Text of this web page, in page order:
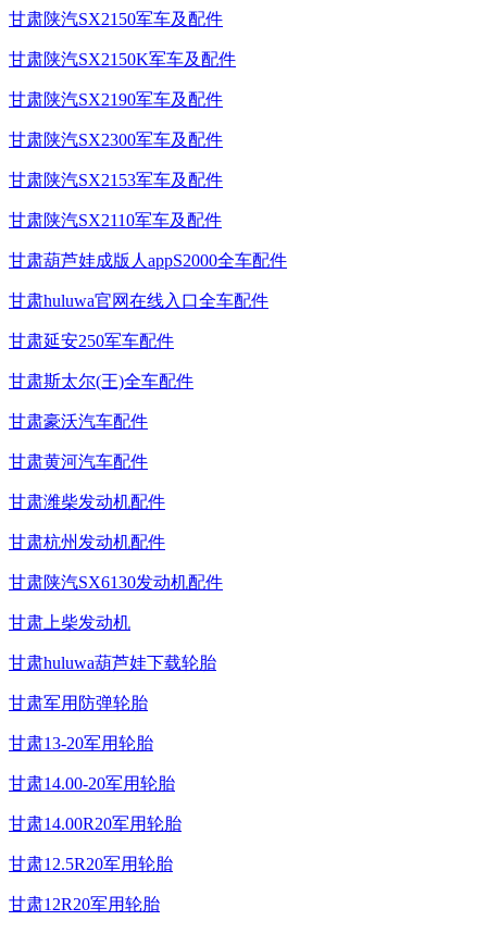
甘肃陕汽SX2150军车及配件
甘肃陕汽SX2150K军车及配件
甘肃陕汽SX2190军车及配件
甘肃陕汽SX2300军车及配件
甘肃陕汽SX2153军车及配件
甘肃陕汽SX2110军车及配件
甘肃葫芦娃成版人appS2000全车配件
甘肃huluwa官网在线入口全车配件
甘肃延安250军车配件
甘肃斯太尔(王)全车配件
甘肃豪沃汽车配件
甘肃黄河汽车配件
甘肃潍柴发动机配件
甘肃杭州发动机配件
甘肃陕汽SX6130发动机配件
甘肃上柴发动机
甘肃huluwa葫芦娃下载轮胎
甘肃军用防弹轮胎
甘肃13-20军用轮胎
甘肃14.00-20军用轮胎
甘肃14.00R20军用轮胎
甘肃12.5R20军用轮胎
甘肃12R20军用轮胎